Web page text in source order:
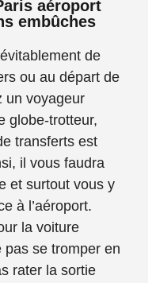
aéroport
embûches
de
ou au départ de
un voyageur
globe-trotteur,
transferts est
il vous faudra
et surtout vous y
à l’aéroport.
la voiture
se tromper en
rater la sortie